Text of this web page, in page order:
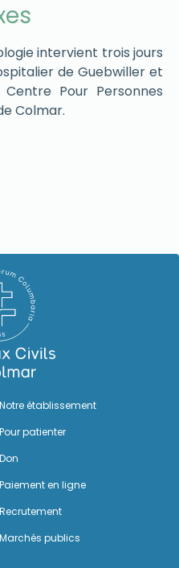
intervient trois jours
de Guebwiller et
Pour Personnes
Colmar.
Notre établissement
Pour patienter
Don
Paiement en ligne
Recrutement
Marchés publics